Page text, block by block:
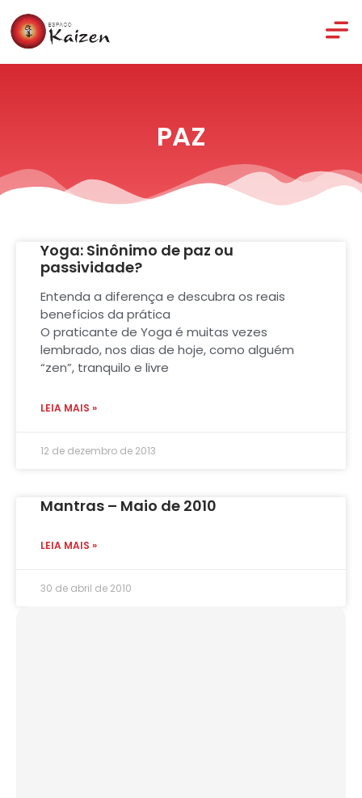
PAZ
Yoga: Sinônimo de paz ou
passividade?
Entenda a diferença e descubra os reais
benefícios da prática
O praticante de Yoga é muitas vezes
lembrado, nos dias de hoje, como alguém
“zen”, tranquilo e livre
LEIA MAIS »
12 de dezembro de 2013
Mantras – Maio de 2010
LEIA MAIS »
30 de abril de 2010